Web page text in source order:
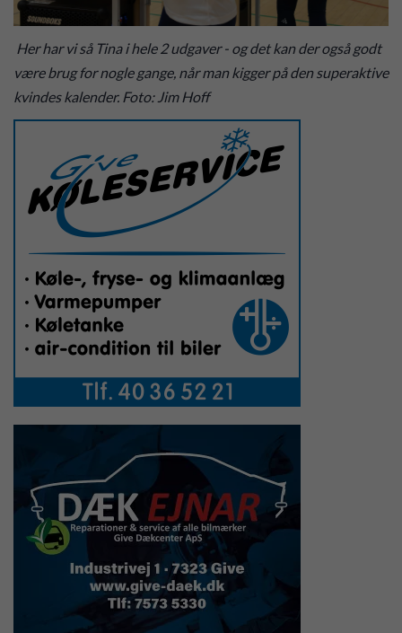
Her har vi så Tina i hele 2 udgaver - og det kan der også godt
være brug for nogle gange, når man kigger på den superaktive
kvindes kalender. Foto: Jim Hoff